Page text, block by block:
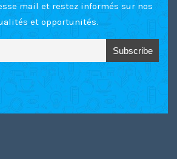
mail et restez informés sur nos
et opportunités.